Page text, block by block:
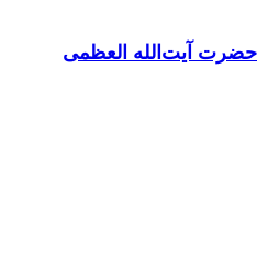
حضرت آیت‌الله العظمی